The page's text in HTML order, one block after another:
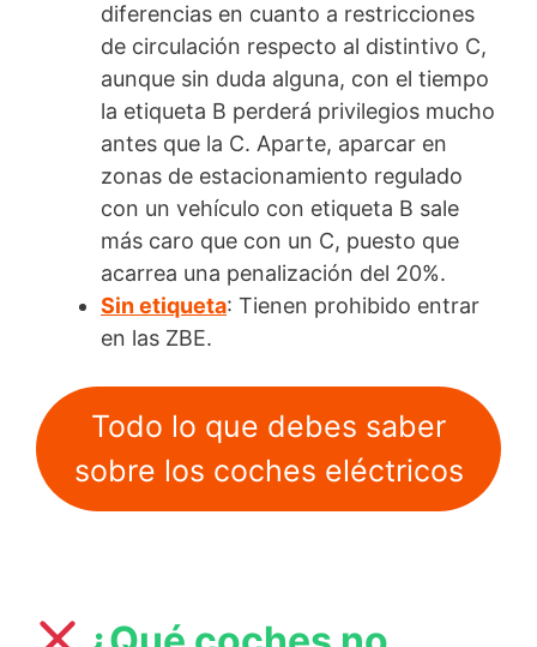
diferencias en cuanto a restricciones
de circulación respecto al distintivo C,
aunque sin duda alguna, con el tiempo
la etiqueta B perderá privilegios mucho
antes que la C. Aparte, aparcar en
zonas de estacionamiento regulado
con un vehículo con etiqueta B sale
más caro que con un C, puesto que
acarrea una penalización del 20%.
Sin etiqueta: Tienen prohibido entrar
en las ZBE.
Todo lo que debes saber
sobre los coches eléctricos